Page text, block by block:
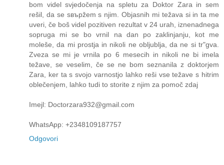
bom videl svjedočenja na spletu za Doktor Zara in sem
rešil, da se sвърžem s njim. Objasnih mi težava si in ta me
uveri, če boš videl pozitiven rezultat v 24 urah, iznenadnega
sopruga mi se bo vrnil na dan po zaklinjanju, kot me
moleše, da mi prostja in nikoli ne obljublja, da ne si trʺgva.
Zveza se mi je vrnila po 6 mesecih in nikoli ne bi imela
težave, se veselim, če se ne bom seznanila z doktorjem
Zara, ker ta s svojo varnostjo lahko reši vse težave s hitrim
oblečenjem, lahko tudi to storite z njim za pomoč zdaj
Imejl: Doctorzara932@gmail.com
WhatsApp: +2348109187757
Odgovori